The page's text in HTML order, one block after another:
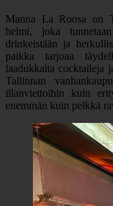
Manna La Roosa on
helmi, joka
drinkeistään ja
paikka tarjoaa
laadukkaita cocktaileja
Tallinnan
illanviettoihin kuin
enemmän kuin pelkkä